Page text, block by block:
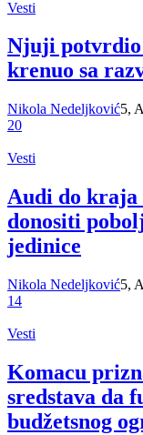
Vesti
Njuji potvrdio
krenuo sa
Nikola Nedeljković5,
20
Vesti
Audi do kraja
donositi
jedinice
Nikola Nedeljković5,
14
Vesti
Komacu
sredstava da
budžetsnog